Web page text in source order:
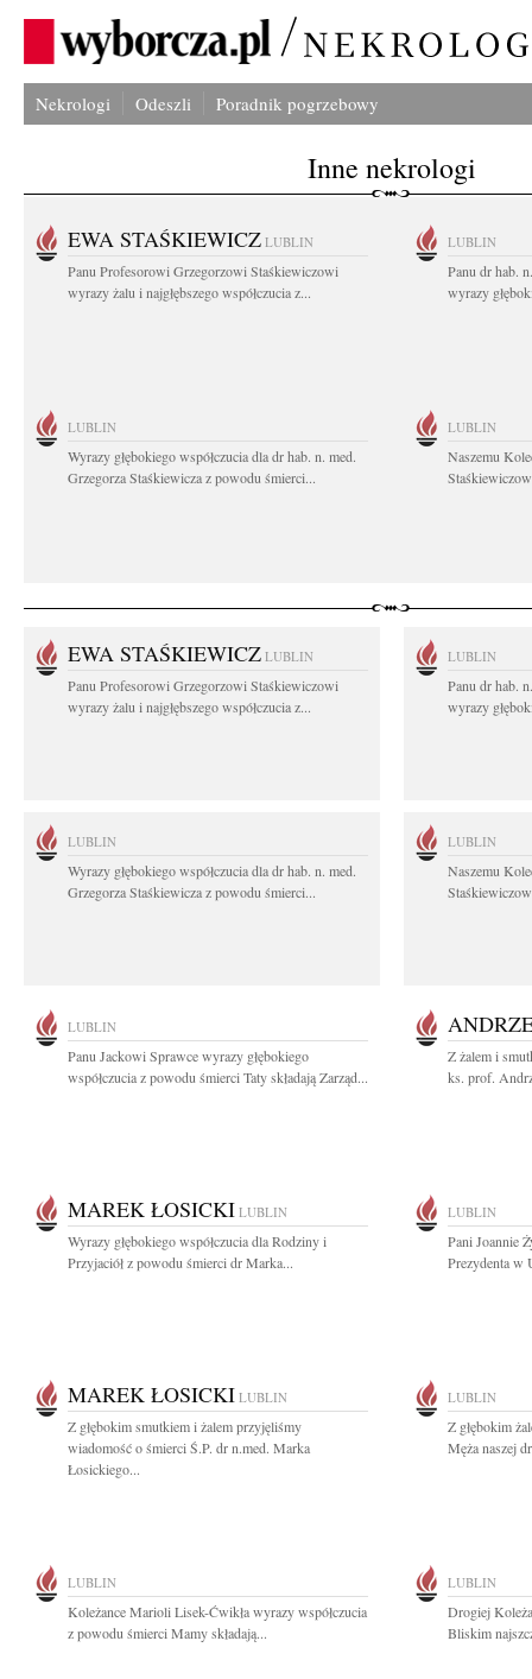
Nekrologi Odeszli Poradnik pogrzebowy
Inne nekrologi
EWA STAŚKIEWICZ LUBLIN
Panu Profesorowi Grzegorzowi Staśkiewiczowi
wyrazy żalu i najgłębszego współczucia z...
LUBLIN
Panu dr hab.
wyrazy
LUBLIN
Wyrazy głębokiego współczucia dla dr hab. n. med.
Grzegorza Staśkiewicza z powodu śmierci...
LUBLIN
Naszemu
EWA STAŚKIEWICZ LUBLIN
Panu Profesorowi Grzegorzowi Staśkiewiczowi
wyrazy żalu i najgłębszego współczucia z...
LUBLIN
Panu dr hab.
wyrazy
LUBLIN
Wyrazy głębokiego współczucia dla dr hab. n. med.
Grzegorza Staśkiewicza z powodu śmierci...
LUBLIN
Naszemu
LUBLIN
Panu Jackowi Sprawce wyrazy głębokiego
współczucia z powodu śmierci Taty składają Zarząd...
Z żalem i
ks. prof.
MAREK ŁOSICKI LUBLIN
Wyrazy głębokiego współczucia dla Rodziny i
Przyjaciół z powodu śmierci dr Marka...
LUBLIN
Pani Joannie
Prezydenta w
MAREK ŁOSICKI LUBLIN
Z głębokim smutkiem i żalem przyjęliśmy
wiadomość o śmierci Ś.P. dr n.med. Marka
Łosickiego...
LUBLIN
Z głębokim
Męża naszej
LUBLIN
Koleżance Marioli Lisek-Ćwikła wyrazy współczucia
z powodu śmierci Mamy składają...
LUBLIN
Drogiej
Bliskim